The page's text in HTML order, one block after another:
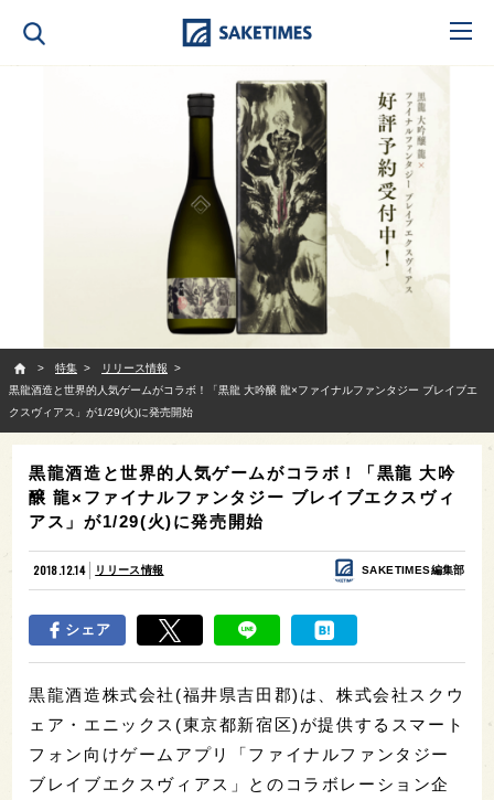
特集
リリース情報
黒龍酒造と世界的人気ゲームがコラボ！「黒龍 大吟醸 龍×ファイナルファンタジー ブレイブエ
クスヴィアス」が1/29(火)に発売開始
黒龍酒造と世界的人気ゲームがコラボ！「黒龍 大吟
醸 龍×ファイナルファンタジー ブレイブエクスヴィ
アス」が1/29(火)に発売開始
2018.12.14 リリース情報 SAKETIMES編集部
シェア
黒龍酒造株式会社(福井県吉田郡)は、株式会社スクウ
ェア・エニックス(東京都新宿区)が提供するスマート
フォン向けゲームアプリ「ファイナルファンタジー
ブレイブエクスヴィアス」とのコラボレーション企